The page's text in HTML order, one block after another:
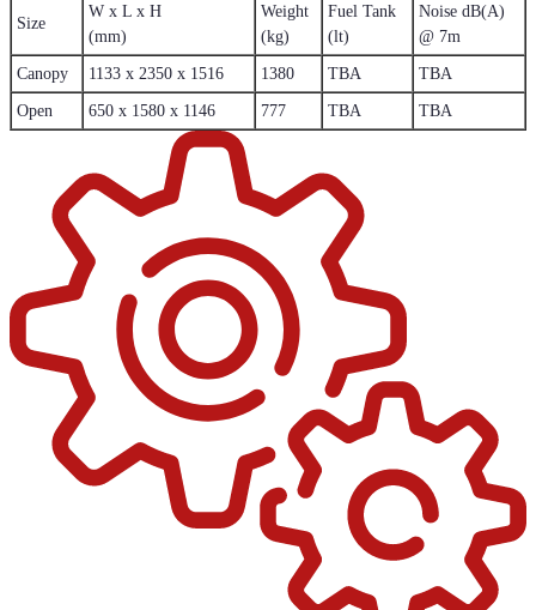
Size
W x L x H
(mm)
Weight
(kg)
Fuel Tank
(lt)
Noise dB(A)
@ 7m
Canopy 1133 x 2350 x 1516 1380 TBA TBA
Open 650 x 1580 x 1146 777 TBA TBA